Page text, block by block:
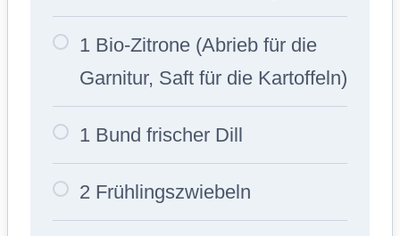
1 Bio-Zitrone (Abrieb für die
Garnitur, Saft für die Kartoffeln)
1 Bund frischer Dill
2 Frühlingszwiebeln